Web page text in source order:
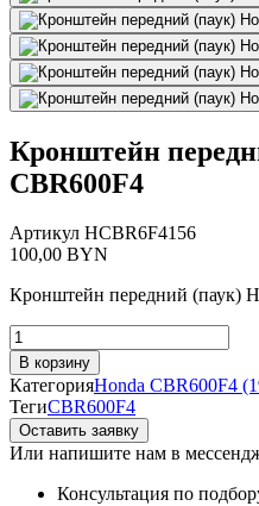
Кронштейн
CBR600F4
Артикул HCBR6F4156
100,00 BYN
Кронштейн передний (паук)
Количество
товара
Кронштейн
передний
(паук)
Honda
CBR600F4
В корзину
КатегорияHonda CBR600F4
ТегиCBR600F4
Оставить заявку
Или напишите нам в
Консультация по